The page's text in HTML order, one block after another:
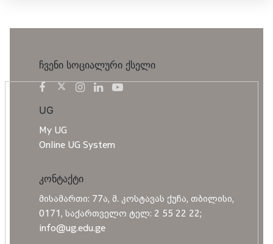
ჩვენი სოციალური ქსელი
UG
My UG
Online UG System
კონტაქტი
მისამართი: 77ა, მ. კოსტავას ქუჩა, თბილისი,
0171, საქართველო ტელ: 2 55 22 22;
info@ug.edu.ge